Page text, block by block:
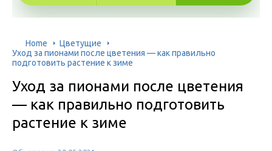
Home
Цветущие
Уход за пионами после цветения — как правильно
подготовить растение к зиме
Уход за пионами после цветения
— как правильно подготовить
растение к зиме